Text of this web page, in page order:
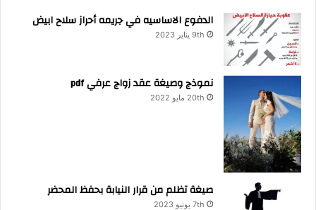
الدفوع الاساسيه في جريمه أحراز سلاح ابيض
9th يناير 2023
نموذج وصيغة عقد زواج عرفي pdf
20th مايو 2022
صيغة تظلم من قرار النيابة بحفظ المحضر
7th يونيو 2023